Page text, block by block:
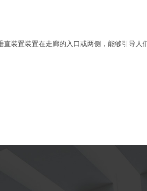
装置装置在走廊的入口或两侧，能够引导人